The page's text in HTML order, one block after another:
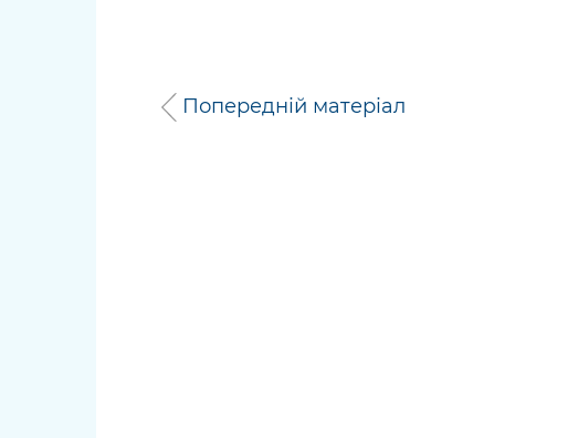
Попередній матеріал